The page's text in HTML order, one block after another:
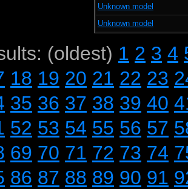
Unknown model
Unknown model
(oldest) 1 2 3 4
18 19 20 21 22 23
35 36 37 38 39 40
52 53 54 55 56 57
69 70 71 72 73 74
86 87 88 89 90 91